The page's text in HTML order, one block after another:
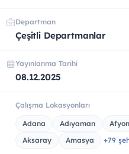
Departman
Çeşitli Departmanlar
Yayınlanma Tarihi
08.12.2025
Çalışma Lokasyonları
Adana Adıyaman
Aksaray
Amasya +79